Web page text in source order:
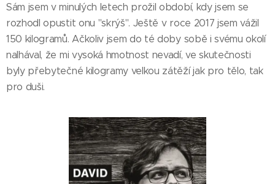
Sám jsem v minulých letech prožil období, kdy jsem se
rozhodl opustit onu "skrýš". Ještě v roce 2017 jsem vážil
150 kilogramů. Ačkoliv jsem do té doby sobě i svému okolí
nalhával, že mi vysoká hmotnost nevadí, ve skutečnosti
byly přebytečné kilogramy velkou zátěží jak pro tělo, tak
pro duši.